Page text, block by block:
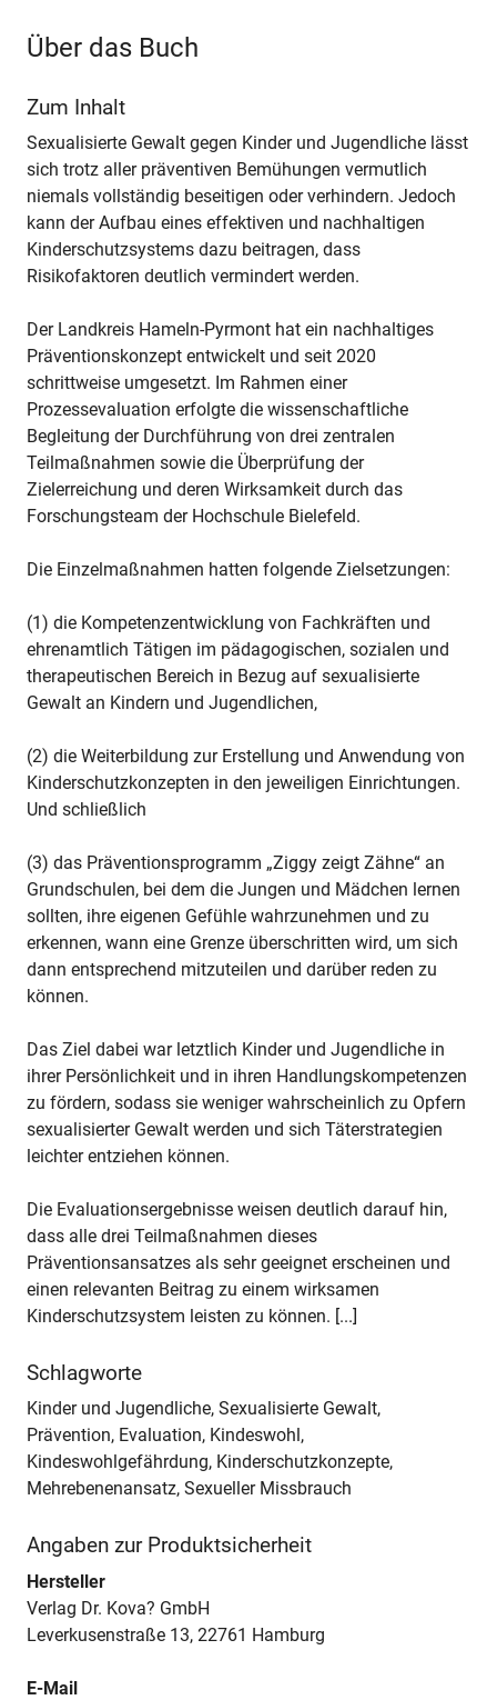
Über das Buch
Zum Inhalt
Sexualisierte Gewalt gegen Kinder und Jugendliche lässt
sich trotz aller präventiven Bemühungen vermutlich
niemals vollständig beseitigen oder verhindern. Jedoch
kann der Aufbau eines effektiven und nachhaltigen
Kinderschutzsystems dazu beitragen, dass
Risikofaktoren deutlich vermindert werden.
Der Landkreis Hameln-Pyrmont hat ein nachhaltiges
Präventionskonzept entwickelt und seit 2020
schrittweise umgesetzt. Im Rahmen einer
Prozessevaluation erfolgte die wissenschaftliche
Begleitung der Durchführung von drei zentralen
Teilmaßnahmen sowie die Überprüfung der
Zielerreichung und deren Wirksamkeit durch das
Forschungsteam der Hochschule Bielefeld.
Die Einzelmaßnahmen hatten folgende Zielsetzungen:
(1) die Kompetenzentwicklung von Fachkräften und
ehrenamtlich Tätigen im pädagogischen, sozialen und
therapeutischen Bereich in Bezug auf sexualisierte
Gewalt an Kindern und Jugendlichen,
(2) die Weiterbildung zur Erstellung und Anwendung von
Kinderschutzkonzepten in den jeweiligen Einrichtungen.
Und schließlich
(3) das Präventionsprogramm „Ziggy zeigt Zähne“ an
Grundschulen, bei dem die Jungen und Mädchen lernen
sollten, ihre eigenen Gefühle wahrzunehmen und zu
erkennen, wann eine Grenze überschritten wird, um sich
dann entsprechend mitzuteilen und darüber reden zu
können.
Das Ziel dabei war letztlich Kinder und Jugendliche in
ihrer Persönlichkeit und in ihren Handlungskompetenzen
zu fördern, sodass sie weniger wahrscheinlich zu Opfern
sexualisierter Gewalt werden und sich Täterstrategien
leichter entziehen können.
Die Evaluationsergebnisse weisen deutlich darauf hin,
dass alle drei Teilmaßnahmen dieses
Präventionsansatzes als sehr geeignet erscheinen und
einen relevanten Beitrag zu einem wirksamen
Kinderschutzsystem leisten zu können. [...]
Schlagworte
Kinder und Jugendliche, Sexualisierte Gewalt,
Prävention, Evaluation, Kindeswohl,
Kindeswohlgefährdung, Kinderschutzkonzepte,
Mehrebenenansatz, Sexueller Missbrauch
Angaben zur Produktsicherheit
Hersteller
Verlag Dr. Kova? GmbH
Leverkusenstraße 13, 22761 Hamburg
E-Mail